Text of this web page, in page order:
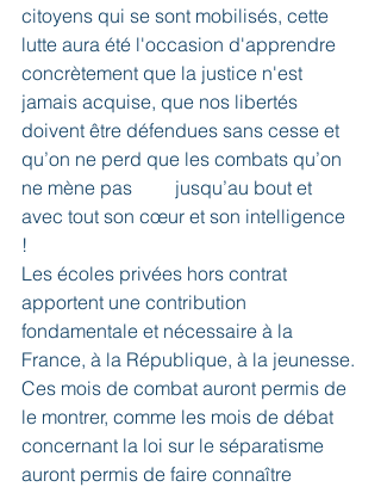
citoyens qui se sont mobilisés, cette
lutte aura été l'occasion d'apprendre
concrètement que la justice n'est
jamais acquise, que nos libertés
doivent être défendues sans cesse et
qu’on ne perd que les combats qu’on
ne mène pas         jusqu’au bout et
avec tout son cœur et son intelligence
!
Les écoles privées hors contrat
apportent une contribution
fondamentale et nécessaire à la
France, à la République, à la jeunesse.
Ces mois de combat auront permis de
le montrer, comme les mois de débat
concernant la loi sur le séparatisme
auront permis de faire connaître